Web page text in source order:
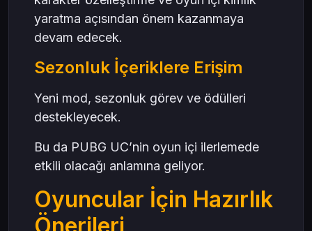
yaratma açısından önem kazanmaya
devam edecek.
Sezonluk İçeriklere Erişim
Yeni mod, sezonluk görev ve ödülleri
destekleyecek.
Bu da PUBG UC’nin oyun içi ilerlemede
etkili olacağı anlamına geliyor.
Oyuncular İçin Hazırlık